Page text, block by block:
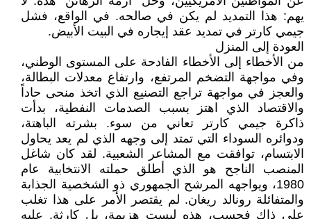
يهم: هذا التمديد لم يكن في صالحه. في الواقع، فشل
جيمي كارتر في تمديد عقد إيجاره في البيت الأبيض.
العودة إلى المنزل
من الأخطاء إلى الأخطاء الفادحة على المستوى الوطني،
وفي مواجهة التضخم المرتفع، وارتفاع معدلات البطالة،
والعجز في مواجهة تراجع التصنيع الذي اتخذ منحى حاداً
والاقتصاد الذي اهتز بسبب الصدمات النفطية، بدأت
ذاكرة جيمي كارتر تعاني من سوء. بشرته الباهتة،
ودوائره السوداء التي تمتد إلى وجهه الذي لم يعد يحاول
الابتسام، توافقت مع المشاعر الشعبية. لقد كان شاغل
المنصب الناجح هو الذي أطلق حملته الانتخابية عام
1980، ويواجهه المرشح الجمهوري ذو الشخصية الجذابة
والمتفائلة رونالد ريغان. لم يقتصر الأمر على هذا تغلب
على ذاك فحسب، هذه ليست هزيمة، بل كارثة. عليه